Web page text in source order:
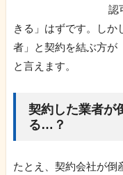
認
きる」はずです。しか
者」と契約を結ぶ方が
と言えます。
契約した業者が
る…？
たとえ、契約会社が倒